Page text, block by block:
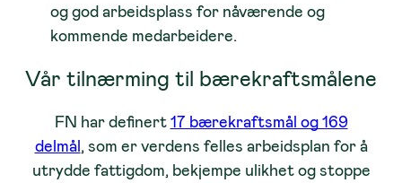
og god arbeidsplass for nåværende og
kommende medarbeidere.
Vår tilnærming til bærekraftsmålene
FN har definert17 bærekraftsmål og 169
delmål, som er verdens felles arbeidsplan for å
utrydde fattigdom, bekjempe ulikhet og stoppe